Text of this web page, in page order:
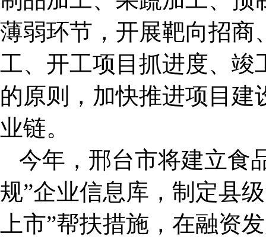
薄弱环节，开展靶向招商
工、开工项目抓进度、竣
的原则，加快推进项目
业链。
今年，邢台市将建立食
规”企业信息库，制定县
上市”帮扶措施，在融资